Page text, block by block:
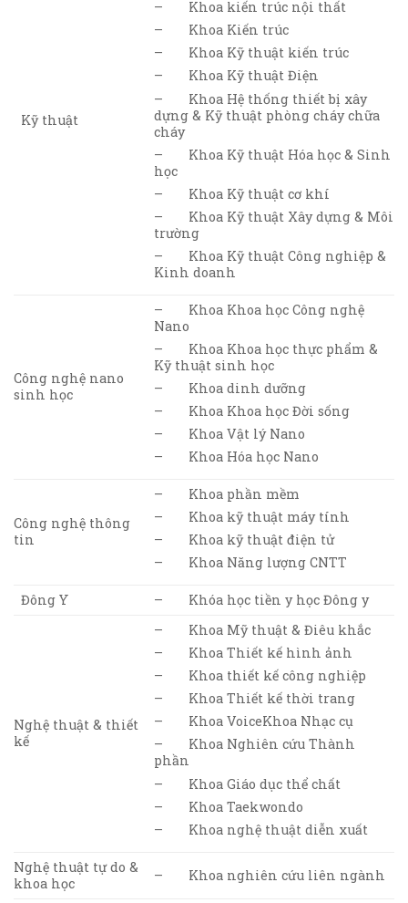
Kỹ thuật
– Khoa kiến trúc nội thất
– Khoa Kiến trúc
– Khoa Kỹ thuật kiến trúc
– Khoa Kỹ thuật Điện
– Khoa Hệ thống thiết bị xây
dựng & Kỹ thuật phòng cháy chữa
cháy
– Khoa Kỹ thuật Hóa học & Sinh
học
– Khoa Kỹ thuật cơ khí
– Khoa Kỹ thuật Xây dựng & Môi
trường
– Khoa Kỹ thuật Công nghiệp &
Kinh doanh
Công nghệ nano
sinh học
– Khoa Khoa học Công nghệ
Nano
– Khoa Khoa học thực phẩm &
Kỹ thuật sinh học
– Khoa dinh dưỡng
– Khoa Khoa học Đời sống
– Khoa Vật lý Nano
– Khoa Hóa học Nano
Công nghệ thông
tin
– Khoa phần mềm
– Khoa kỹ thuật máy tính
– Khoa kỹ thuật điện tử
– Khoa Năng lượng CNTT
Đông Y – Khóa học tiền y học Đông y
Nghệ thuật & thiết
kế
– Khoa Mỹ thuật & Điêu khắc
– Khoa Thiết kế hình ảnh
– Khoa thiết kế công nghiệp
– Khoa Thiết kế thời trang
– Khoa VoiceKhoa Nhạc cụ
– Khoa Nghiên cứu Thành
phần
– Khoa Giáo dục thể chất
– Khoa Taekwondo
– Khoa nghệ thuật diễn xuất
Nghệ thuật tự do &
khoa học
– Khoa nghiên cứu liên ngành